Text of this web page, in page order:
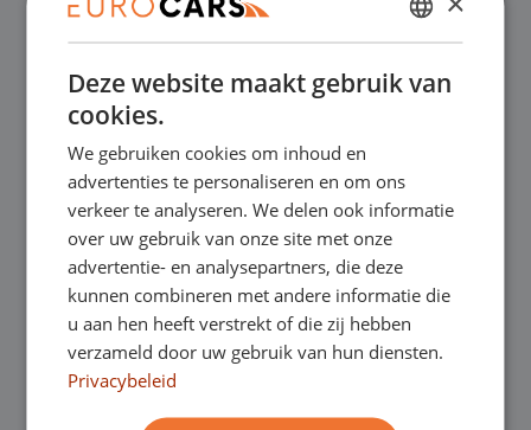
Financial lease – Soepele acceptatie
Gratis thuisbezorgd bij online aankoop
Onze showrooms
Je bent van harte welkom in een van onze
showrooms om de occasions te bekijken –
en natuurlijk voor een lekkere kop koffie!
DUTCH
ENGLISH
Deze website maakt gebruik van
cookies.
We gebruiken cookies om inhoud en
advertenties te personaliseren en om ons
verkeer te analyseren. We delen ook informatie
over uw gebruik van onze site met onze
advertentie- en analysepartners, die deze
kunnen combineren met andere informatie die
u aan hen heeft verstrekt of die zij hebben
verzameld door uw gebruik van hun diensten.
Privacybeleid